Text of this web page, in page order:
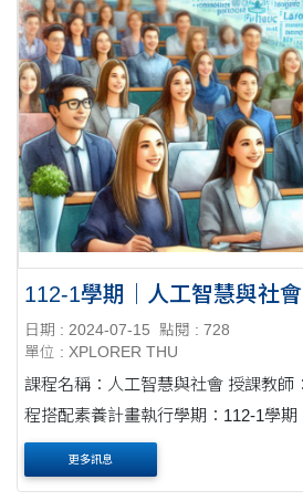
112-1學期｜人工智慧與社會
日期 : 2024-07-15
點閱 : 728
單位 : XPLORER THU
課程名稱：人工智慧與社會 授課教師：社會系蕭煒馨老師 課
程搭配素養計畫執行學期：112-1學期 ⭓ 課程設計 1、以非
更多訊息